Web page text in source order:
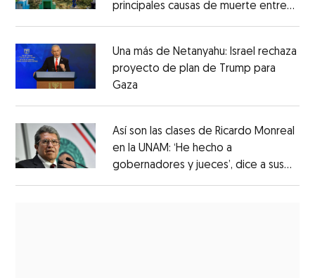
principales causas de muerte entre
los mexicanos
Una más de Netanyahu: Israel rechaza
proyecto de plan de Trump para
Gaza
Así son las clases de Ricardo Monreal
en la UNAM: ‘He hecho a
gobernadores y jueces’, dice a sus
alumnos